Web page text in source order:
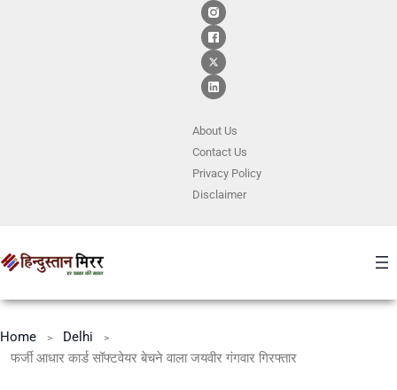
About Us
ContactUs
Privacy Policy
Disclaimer
Home
Delhi
फर्जी आधार कार्ड सॉफ्टवेयर बेचने वाला जयवीर गंगवार गिरफ्तार